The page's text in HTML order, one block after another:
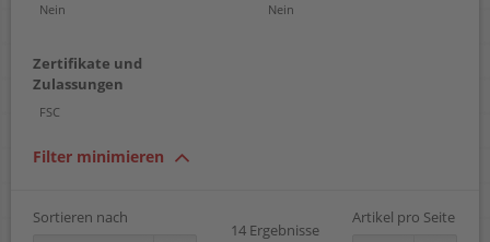
Nein
Nein
Zertifikate und
Zulassungen
FSC
Filter minimieren
Sortieren nach
14 Ergebnisse
Artikel pro Seite